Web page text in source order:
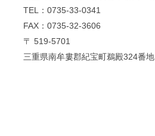
TEL：0735-33-0341
FAX：0735-32-3606
〒 519-5701
三重県南牟婁郡紀宝町鵜殿324番地